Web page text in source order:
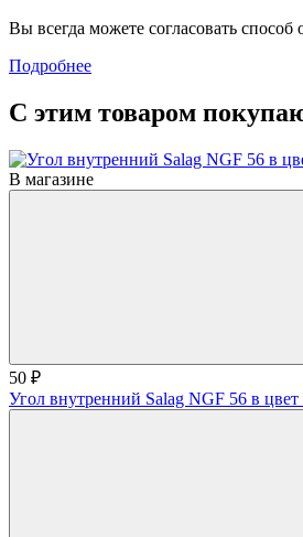
Вы всегда можете согласовать
Подробнее
С этим товаром
В магазине
50 ₽
Угол внутренний Salag NGF 56 в цвет